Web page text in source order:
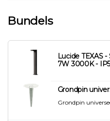
Bundels
Lucide TEXAS
7W 3000K -
Grondpin
Grondpin